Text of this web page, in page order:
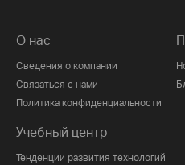
О нас
Сведения о компании
Связаться с нами
Политика конфиденциальности
Учебный центр
Тенденции развития технологий